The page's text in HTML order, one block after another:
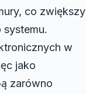
co zwiększy
w
jako
zarówno